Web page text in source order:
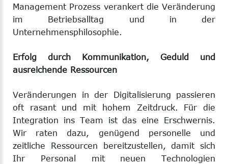
Management Prozess verankert die Veränderung
im Betriebsalltag und in der
Unternehmensphilosophie.
Erfolg durch Kommunikation, Geduld und
ausreichende Ressourcen
Veränderungen in der Digitalisierung passieren
oft rasant und mit hohem Zeitdruck. Für die
Integration ins Team ist das eine Erschwernis.
Wir raten dazu, genügend personelle und
zeitliche Ressourcen bereitzustellen, damit sich
Ihr Personal mit neuen Technologien